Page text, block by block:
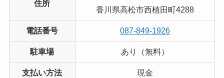
住所
香川県高松市西植田町4288
電話番号 087-849-1926
駐車場 あり（無料）
支払い方法 現金